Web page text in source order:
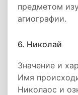
предметом
агиографии.
6. Николай
Значение и
Имя
Николаос и